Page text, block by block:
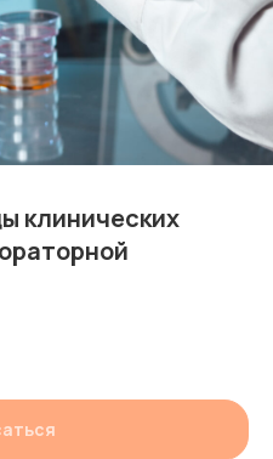
клинических